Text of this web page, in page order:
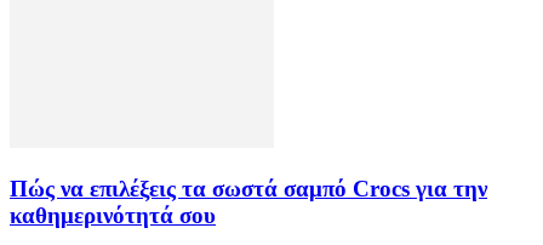
Πώς να επιλέξεις τα σωστά σαμπό Crocs για την
καθημερινότητά σου